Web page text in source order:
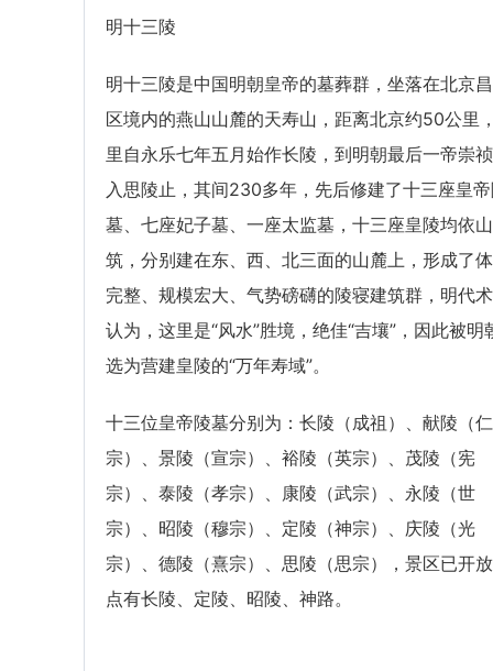
明十三陵
明十三陵是中国明朝皇帝的墓葬群，坐落在北京
区境内的燕山山麓的天寿山，距离北京约50公里
里自永乐七年五月始作长陵，到明朝最后一帝崇
入思陵止，其间230多年，先后修建了十三座皇
墓、七座妃子墓、一座太监墓，十三座皇陵均依
筑，分别建在东、西、北三面的山麓上，形成了
完整、规模宏大、气势磅礴的陵寝建筑群，明代
认为，这里是“风水”胜境，绝佳“吉壤”，因此被明
选为营建皇陵的“万年寿域”。
十三位皇帝陵墓分别为：长陵（成祖）、献陵（仁
宗）、景陵（宣宗）、裕陵（英宗）、茂陵（宪
宗）、泰陵（孝宗）、康陵（武宗）、永陵（世
宗）、昭陵（穆宗）、定陵（神宗）、庆陵（光
宗）、德陵（熹宗）、思陵（思宗），景区已开
点有长陵、定陵、昭陵、神路。